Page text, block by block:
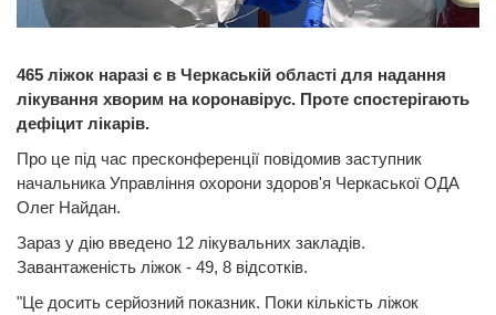
465 ліжок наразі є в Черкаській області для надання
лікування хворим на коронавірус. Проте спостерігають
дефіцит лікарів.
Про це під час пресконференції повідомив заступник
начальника Управління охорони здоров'я Черкаської ОДА
Олег Найдан.
Зараз у дію введено 12 лікувальних закладів.
Завантаженість ліжок - 49, 8 відсотків.
"Це досить серйозний показник. Поки кількість ліжок